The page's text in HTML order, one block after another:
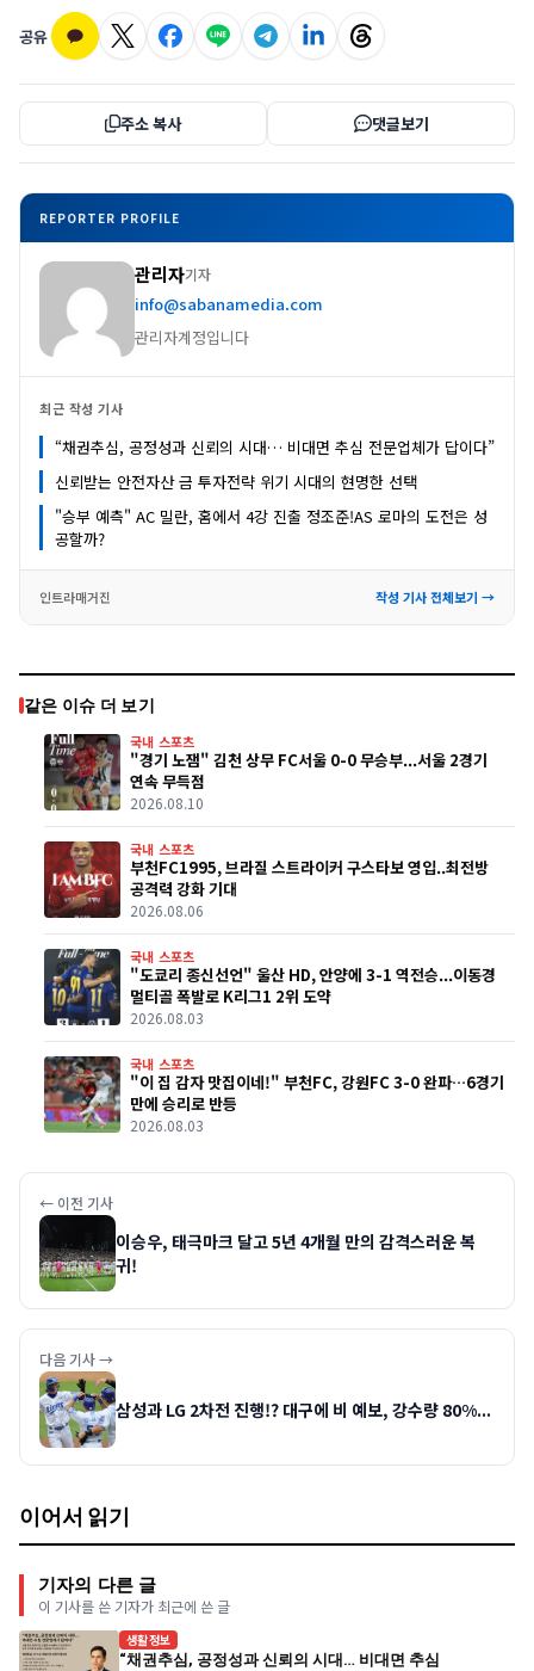
공유
주소 복사 댓글보기
REPORTER PROFILE
관리자기자
info@sabanamedia.com
관리자계정입니다
최근 작성 기사
“채권추심, 공정성과 신뢰의 시대… 비대면 추심 전문업체가 답이다”
신뢰받는 안전자산 금 투자전략 위기 시대의 현명한 선택
"승부 예측" AC 밀란, 홈에서 4강 진출 정조준!AS 로마의 도전은 성
공할까?
인트라매거진 작성 기사 전체보기 →
같은 이슈 더 보기
국내 스포츠
"경기 노잼" 김천 상무 FC서울 0-0 무승부...서울 2경기
연속 무득점
2026.08.10
국내 스포츠
부천FC1995, 브라질 스트라이커 구스타보 영입..최전방
공격력 강화 기대
2026.08.06
국내 스포츠
"도쿄리 종신선언" 울산 HD, 안양에 3-1 역전승...이동경
멀티골 폭발로 K리그1 2위 도약
2026.08.03
국내 스포츠
"이 집 감자 맛집이네!" 부천FC, 강원FC 3-0 완파…6경기
만에 승리로 반등
2026.08.03
← 이전 기사
이승우, 태극마크 달고 5년 4개월 만의 감격스러운 복
귀!
다음 기사 →
삼성과 LG 2차전 진행!? 대구에 비 예보, 강수량 80%...
이어서 읽기
기자의 다른 글
이 기사를 쓴 기자가 최근에 쓴 글
생활정보
“채권추심, 공정성과 신뢰의 시대… 비대면 추심